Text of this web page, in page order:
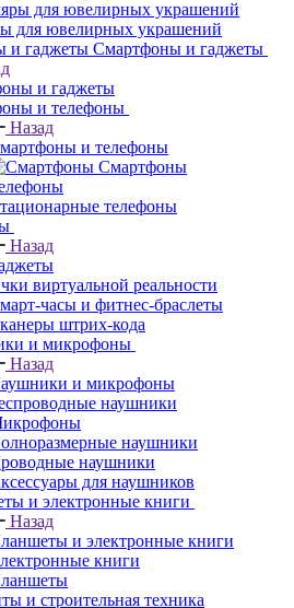
для ювелирных украшений
Смартфоны и гаджеты
и гаджеты
и телефоны
Назад
и телефоны
Смартфоны
телефоны
Назад
виртуальной реальности
часы и фитнес-браслеты
штрих-кода
и микрофоны
Назад
и микрофоны
наушники
наушники
наушники
для наушников
и электронные книги
Назад
и электронные книги
книги